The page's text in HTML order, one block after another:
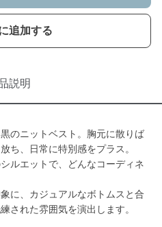
追加する
説明
のニットベスト。胸元に散りば
ち、日常に特別感をプラス。
ルエットで、どんなコーディネ
に、カジュアルなボトムスと合
された雰囲気を演出します。